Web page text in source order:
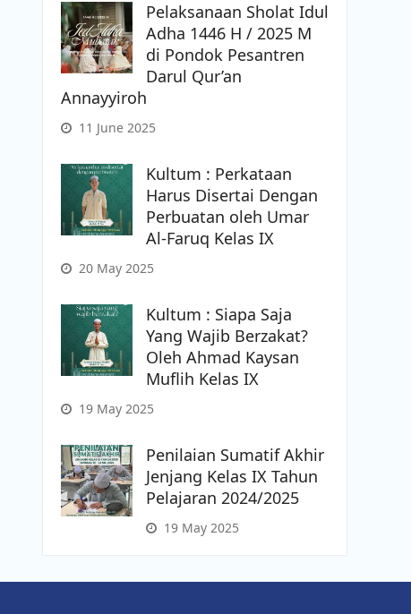
Pelaksanaan Sholat Idul
Adha 1446 H / 2025 M
di Pondok Pesantren
Darul Qur’an
Annayyiroh
11 June 2025
Kultum : Perkataan
Harus Disertai Dengan
Perbuatan oleh Umar
Al-Faruq Kelas IX
20 May 2025
Kultum : Siapa Saja
Yang Wajib Berzakat?
Oleh Ahmad Kaysan
Muflih Kelas IX
19 May 2025
Penilaian Sumatif Akhir
Jenjang Kelas IX Tahun
Pelajaran 2024/2025
19 May 2025